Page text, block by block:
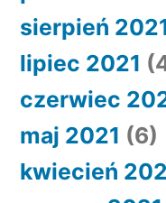
sierpień
lipiec 2021
czerwiec
maj 2021 (6)
kwiecień